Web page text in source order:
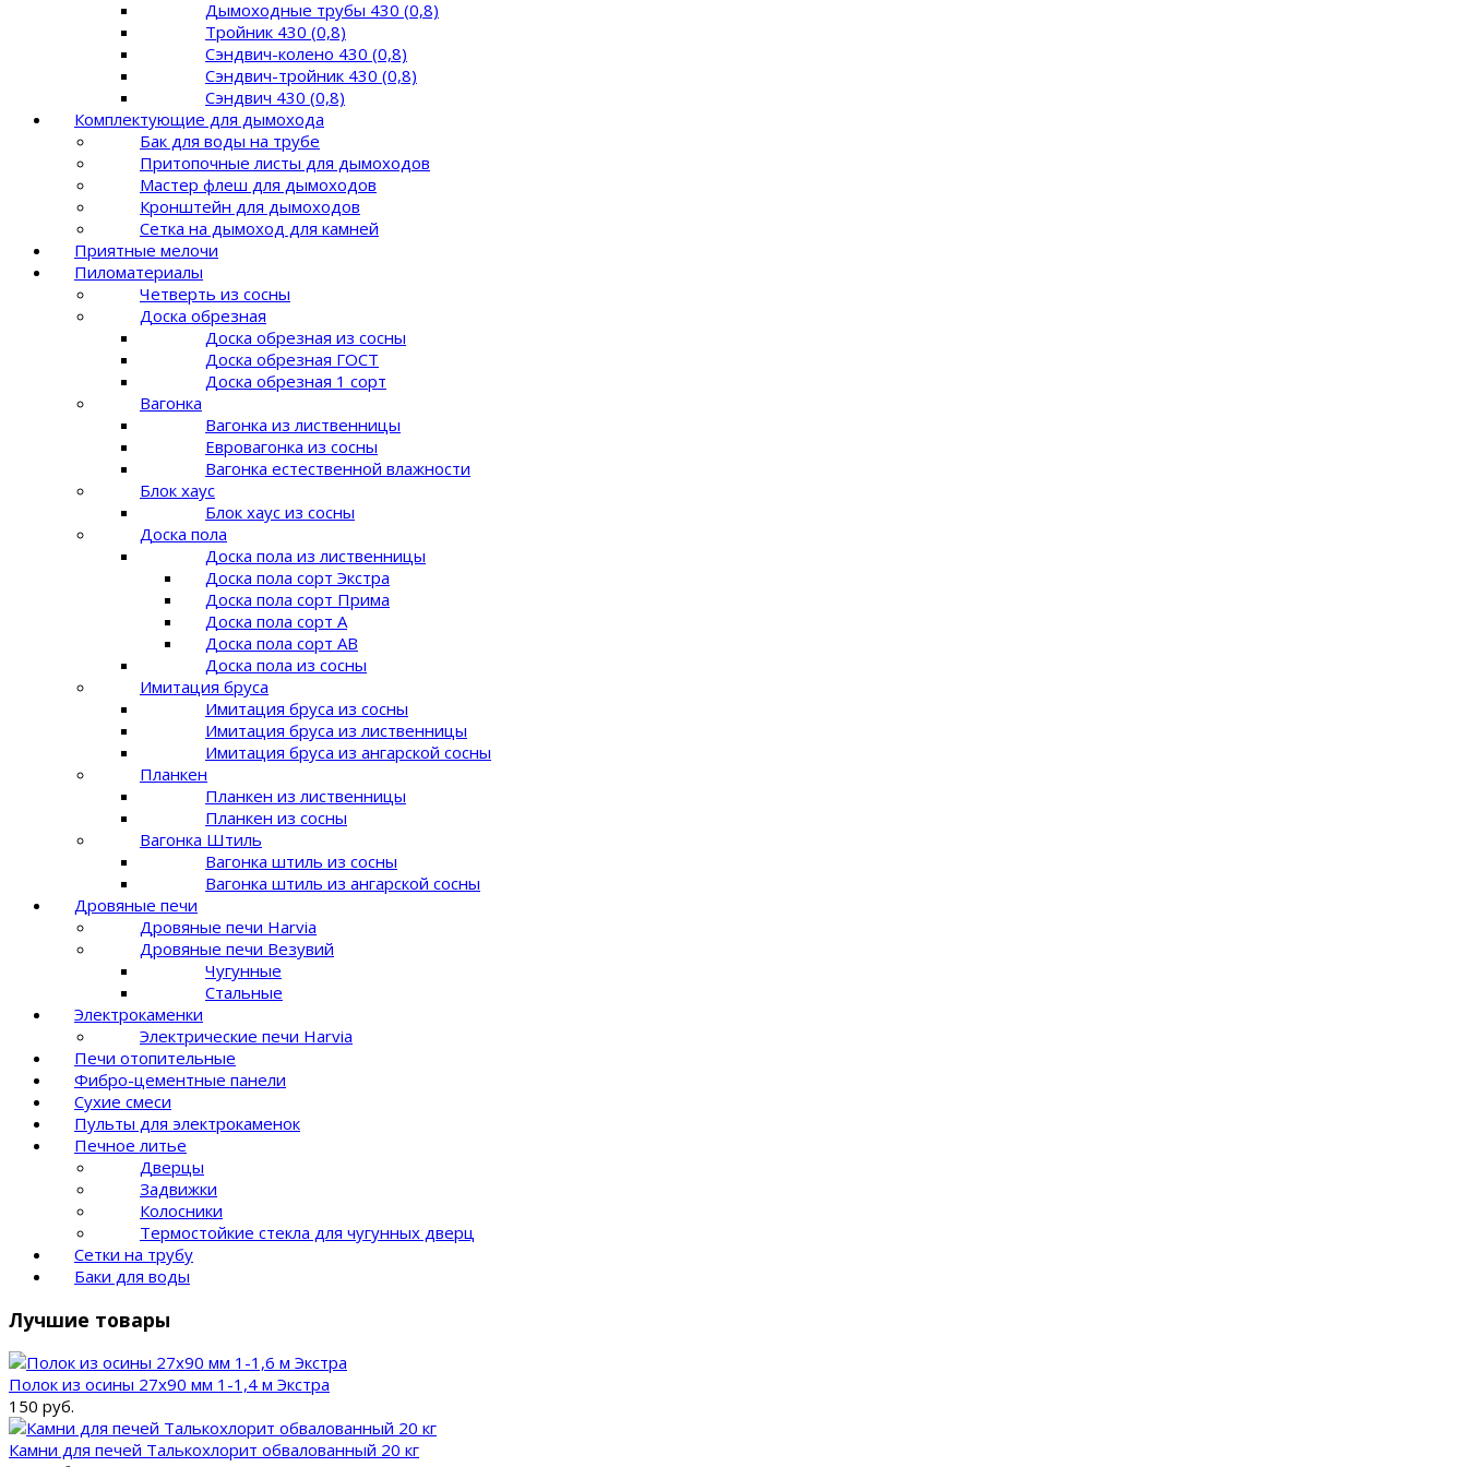
Дымоходные трубы 430 (0,8)
Тройник 430 (0,8)
Сэндвич-колено 430 (0,8)
Сэндвич-тройник 430 (0,8)
Сэндвич 430 (0,8)
Комплектующие для дымохода
Бак для воды на трубе
Притопочные листы для дымоходов
Мастер флеш для дымоходов
Кронштейн для дымоходов
Сетка на дымоход для камней
Приятные мелочи
Пиломатериалы
Четверть из сосны
Доска обрезная
Доска обрезная из сосны
Доска обрезная ГОСТ
Доска обрезная 1 сорт
Вагонка
Вагонка из лиственницы
Евровагонка из сосны
Вагонка естественной влажности
Блок хаус
Блок хаус из сосны
Доска пола
Доска пола из лиственницы
Доска пола сорт Экстра
Доска пола сорт Прима
Доска пола сорт A
Доска пола сорт AB
Доска пола из сосны
Имитация бруса
Имитация бруса из сосны
Имитация бруса из лиственницы
Имитация бруса из ангарской сосны
Планкен
Планкен из лиственницы
Планкен из сосны
Вагонка Штиль
Вагонка штиль из сосны
Вагонка штиль из ангарской сосны
Дровяные печи
Дровяные печи Harvia
Дровяные печи Везувий
Чугунные
Стальные
Электрокаменки
Электрические печи Harvia
Печи отопительные
Фибро-цементные панели
Сухие смеси
Пульты для электрокаменок
Печное литье
Дверцы
Задвижки
Колосники
Термостойкие стекла для чугунных дверц
Сетки на трубу
Баки для воды
Лучшие товары
Полок из осины 27x90 мм 1-1,4 м Экстра
150 руб.
Камни для печей Талькохлорит обвалованный 20 кг